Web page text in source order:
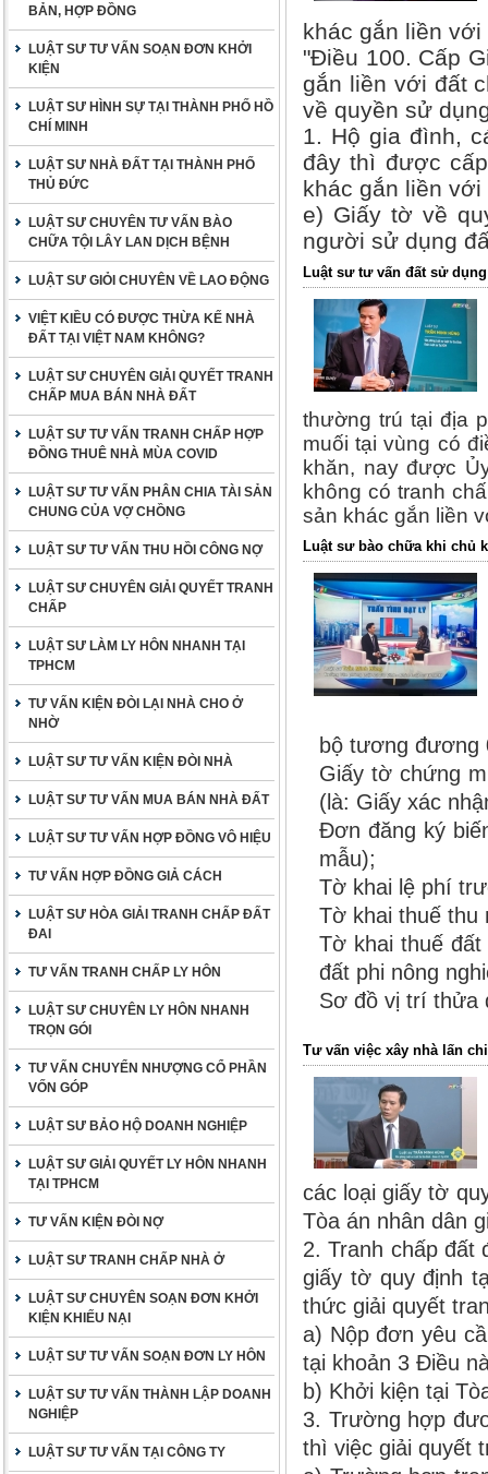
BẢN, HỢP ĐỒNG
LUẬT SƯ TƯ VẤN SOẠN ĐƠN KHỞI
KIỆN
LUẬT SƯ HÌNH SỰ TẠI THÀNH PHỐ HỒ
CHÍ MINH
LUẬT SƯ NHÀ ĐẤT TẠI THÀNH PHỐ
THỦ ĐỨC
LUẬT SƯ CHUYÊN TƯ VẤN BÀO
CHỮA TỘI LÂY LAN DỊCH BỆNH
LUẬT SƯ GIỎI CHUYÊN VỀ LAO ĐỘNG
VIỆT KIỀU CÓ ĐƯỢC THỪA KẾ NHÀ
ĐẤT TẠI VIỆT NAM KHÔNG?
LUẬT SƯ CHUYÊN GIẢI QUYẾT TRANH
CHẤP MUA BÁN NHÀ ĐẤT
LUẬT SƯ TƯ VẤN TRANH CHẤP HỢP
ĐỒNG THUÊ NHÀ MÙA COVID
LUẬT SƯ TƯ VẤN PHÂN CHIA TÀI SẢN
CHUNG CỦA VỢ CHỒNG
LUẬT SƯ TƯ VẤN THU HỒI CÔNG NỢ
LUẬT SƯ CHUYÊN GIẢI QUYẾT TRANH
CHẤP
LUẬT SƯ LÀM LY HÔN NHANH TẠI
TPHCM
TƯ VẤN KIỆN ĐÒI LẠI NHÀ CHO Ở
NHỜ
LUẬT SƯ TƯ VẤN KIỆN ĐÒI NHÀ
LUẬT SƯ TƯ VẤN MUA BÁN NHÀ ĐẤT
LUẬT SƯ TƯ VẤN HỢP ĐỒNG VÔ HIỆU
TƯ VẤN HỢP ĐỒNG GIẢ CÁCH
LUẬT SƯ HÒA GIẢI TRANH CHẤP ĐẤT
ĐAI
TƯ VẤN TRANH CHẤP LY HÔN
LUẬT SƯ CHUYÊN LY HÔN NHANH
TRỌN GÓI
TƯ VẤN CHUYỂN NHƯỢNG CỔ PHẦN
VỐN GÓP
LUẬT SƯ BẢO HỘ DOANH NGHIỆP
LUẬT SƯ GIẢI QUYẾT LY HÔN NHANH
TẠI TPHCM
TƯ VẤN KIỆN ĐÒI NỢ
LUẬT SƯ TRANH CHẤP NHÀ Ở
LUẬT SƯ CHUYÊN SOẠN ĐƠN KHỞI
KIỆN KHIẾU NẠI
LUẬT SƯ TƯ VẤN SOẠN ĐƠN LY HÔN
LUẬT SƯ TƯ VẤN THÀNH LẬP DOANH
NGHIỆP
LUẬT SƯ TƯ VẤN TẠI CÔNG TY
khác gắn liền
"Điều 100. Cấp
gắn liền với đất
về quyền sử
1. Hộ gia đình,
đây thì được
khác gắn liền
e) Giấy tờ về
người sử dụng
Luật sư tư vấn đất sử
thường trú tại địa
muối tại vùng có
khăn, nay được
không có tranh
sản khác gắn liền
Luật sư bào chữa khi chủ
bộ tương đương
Giấy tờ chứng
(là: Giấy xác
Đơn đăng ký
mẫu);
Tờ khai lệ phí
Tờ khai thuế thu
Tờ khai thuế đất
đất phi nông
Sơ đồ vị trí thửa
Tư vấn việc xây nhà lấn
các loại giấy tờ
Tòa án nhân dân
2. Tranh chấp đất
giấy tờ quy định
thức giải quyết
a) Nộp đơn yêu
tại khoản 3 Điều
b) Khởi kiện tại
3. Trường hợp
thì việc giải quyết